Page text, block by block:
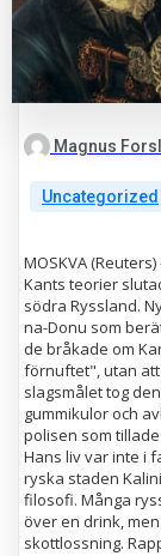
Magnus
Uncategorized
MOSKVA
Kants teorier
södra Ryssland.
na-Donu som
de bråkade om
förnuftet", utan att
slagsmålet tog
gummikulor och
polisen som
Hans liv var inte i
ryska staden
filosofi. Många
över en drink,
skottlossning.